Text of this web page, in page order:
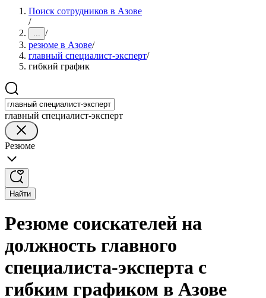
Поиск сотрудников в Азове
/
... /
резюме в Азове/
главный специалист-эксперт/
гибкий график
главный специалист-эксперт
Резюме
Найти
Резюме соискателей на
должность главного
специалиста-эксперта с
гибким графиком в Азове